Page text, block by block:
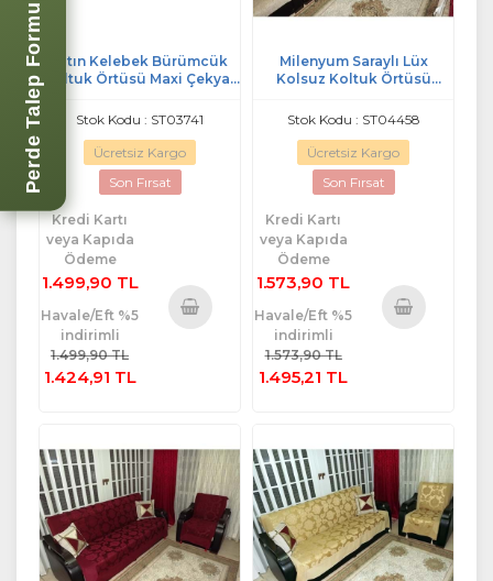
Altın Kelebek Bürümcük
Koltuk Örtüsü Maxi Çekyat
Stok Kodu : ST03741
Ücretsiz Kargo
Son Fırsat
Kredi Kartı
veya Kapıda
Ödeme
1.499,90 TL
Havale/Eft %5
indirimli
1.499,90 TL
1.424,91 TL
Milenyum Saraylı Lüx
Kolsuz Koltuk Örtüsü
Stok Kodu : ST04458
Ücretsiz Kargo
Son Fırsat
Kredi Kartı
veya Kapıda
Ödeme
1.573,90 TL
Havale/Eft %5
indirimli
1.573,90 TL
1.495,21 TL
Perde Talep Formu